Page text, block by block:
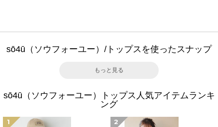
sō4ū（ソウフォーユー）/トップスを使ったスナップ
もっと見る
sō4ū（ソウフォーユー）トップス人気アイテムランキ
ング
1 2